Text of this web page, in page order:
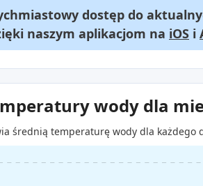
dostęp do
naszym aplikacjom na iOS i
wody dla
średnią temperaturę wody dla